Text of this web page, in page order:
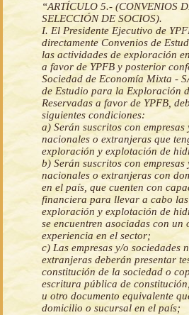
“ARTÍCULO 5.- (CONVENIOS
SELECCIÓN DE SOCIOS).
I. El Presidente Ejecutivo de
directamente Convenios de
las actividades de exploración
a favor de YPFB y posterior
Sociedad de Economía Mixta -
de Estudio para la Exploración
Reservadas a favor de YPFB,
siguientes condiciones:
a) Serán suscritos con empresas
nacionales o extranjeras que
exploración y explotación de
b) Serán suscritos con empresas
nacionales o extranjeras con
en el país, que cuenten con
financiera para llevar a cabo
exploración y explotación de
se encuentren asociadas con un
experiencia en el sector;
c) Las empresas y/o sociedades
extranjeras deberán presentar
constitución de la sociedad o
escritura pública de
u otro documento equivalente
domicilio o sucursal en el país;